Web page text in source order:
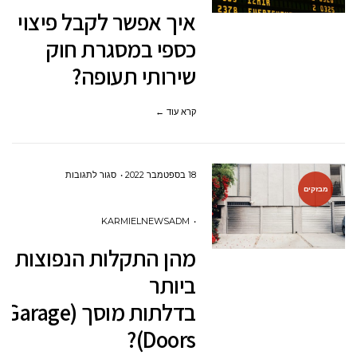
פיצוי
כספי
איך אפשר לקבל פיצוי
כספי במסגרת חוק
שירותי תעופה?
קרא עוד ←
מבזקים
18 בספטמבר 2022 סגור לתגובותעל
ביותר
DOORS)?
KARMIELNEWSADM
מהן התקלות הנפוצות
ביותר
בדלתות מוסך (Garage
Doors)?